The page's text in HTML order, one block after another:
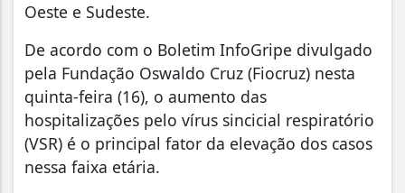
Oeste e Sudeste.
De acordo com o Boletim InfoGripe divulgado
pela Fundação Oswaldo Cruz (Fiocruz) nesta
quinta-feira (16), o aumento das
hospitalizações pelo vírus sincicial respiratório
(VSR) é o principal fator da elevação dos casos
nessa faixa etária.